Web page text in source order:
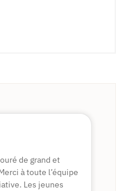
de grand et
à toute l’équipe
Les jeunes